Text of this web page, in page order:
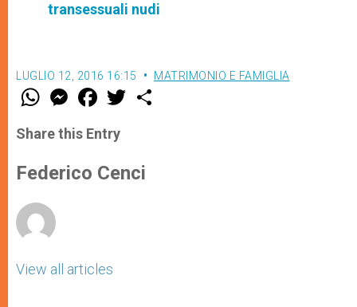
transessuali nudi
LUGLIO 12, 2016 16:15 MATRIMONIO E FAMIGLIA
W
t
s
p
p
M
e
s
e
g
e
F
a
e
b
o
k
w
r
Share this Entry
Federico Cenci
View all articles